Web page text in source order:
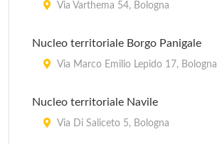
Via Varthema 54, Bologna
Nucleo territoriale Borgo Panigale
Via Marco Emilio Lepido 17, Bologna
Nucleo territoriale Navile
Via Di Saliceto 5, Bologna